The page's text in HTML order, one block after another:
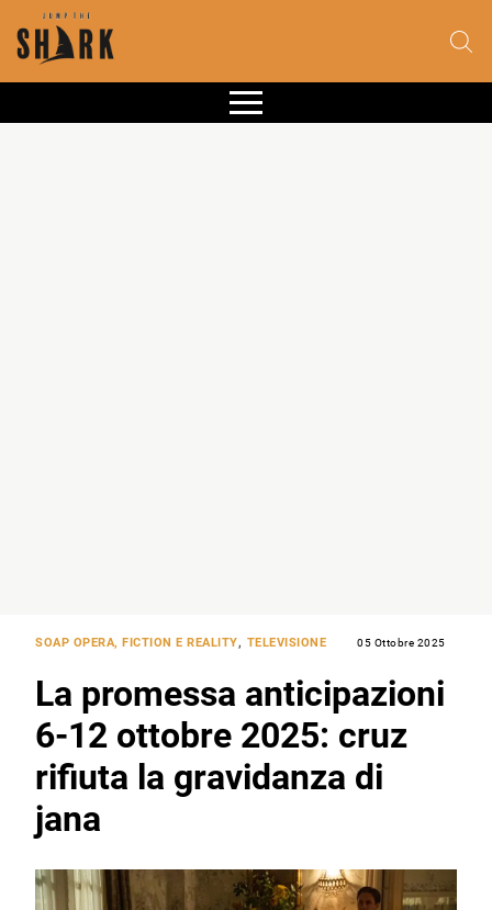
SOAP OPERA, FICTION E REALITY, TELEVISIONE 05 Ottobre 2025
La promessa anticipazioni
6-12 ottobre 2025: cruz
rifiuta la gravidanza di
jana